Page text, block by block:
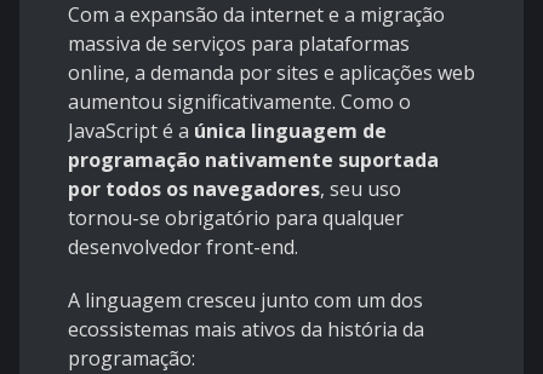
Com a expansão da internet e a migração
massiva de serviços para plataformas
online, a demanda por sites e aplicações web
aumentou significativamente. Como o
JavaScript é a única linguagem de
programação nativamente suportada
por todos os navegadores, seu uso
tornou-se obrigatório para qualquer
desenvolvedor front-end.
A linguagem cresceu junto com um dos
ecossistemas mais ativos da história da
programação: